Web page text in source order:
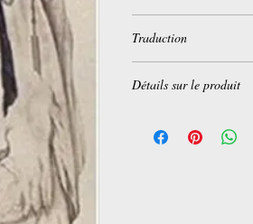
Traduction
Détails sur le produit
Editeur : Phébus (22